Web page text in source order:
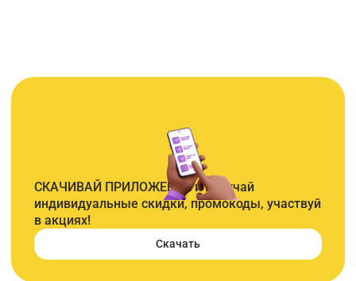
СКАЧИВАЙ ПРИЛОЖЕНИЕ и получай
индивидуальные скидки, промокоды, участвуй
в акциях!
Скачать